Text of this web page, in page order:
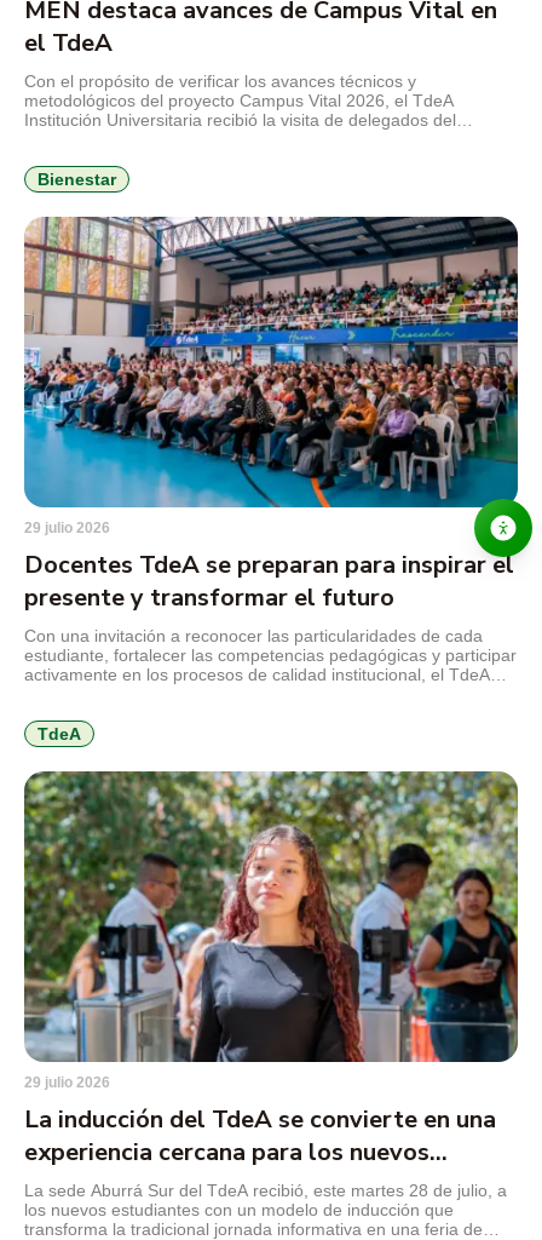
MEN destaca avances de Campus Vital en
el TdeA
Con el propósito de verificar los avances técnicos y
metodológicos del proyecto Campus Vital 2026, el TdeA
Institución Universitaria recibió la visita de delegados del
estudiantil y consolidar estrategias de bienestar con enfoque
integral. Durante la jornada, el […]
Bienestar
29 julio 2026
Docentes TdeA se preparan para inspirar el
presente y transformar el futuro
Con una invitación a reconocer las particularidades de cada
estudiante, fortalecer las competencias pedagógicas y participar
activamente en los procesos de calidad institucional, el TdeA
docentes nuevos y antiguos alrededor de los principales retos
que plantea […]
TdeA
29 julio 2026
La inducción del TdeA se convierte en una
experiencia cercana para los nuevos
estudiantes
La sede Aburrá Sur del TdeA recibió, este martes 28 de julio, a
los nuevos estudiantes con un modelo de inducción que
transforma la tradicional jornada informativa en una feria de